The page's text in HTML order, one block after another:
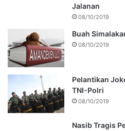
Jalanan
08/10/2019
Buah
08/10/2019
Pelantikan
TNI-Polri
08/10/2019
Nasib Tragis